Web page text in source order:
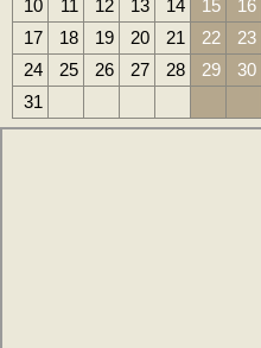
10
11 12 13 14 15
16
17
18 19 20 21 22
23
24
25 26 27 28 29
30
31